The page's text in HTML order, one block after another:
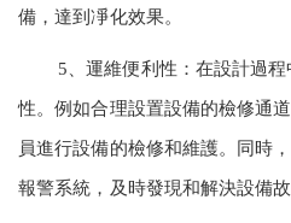
備，達到凈化效果。
5、運維便利性：在設計過
性。例如合理設置設備的檢修通
員進行設備的檢修和維護。同時
報警系統，及時發現和解決設備故